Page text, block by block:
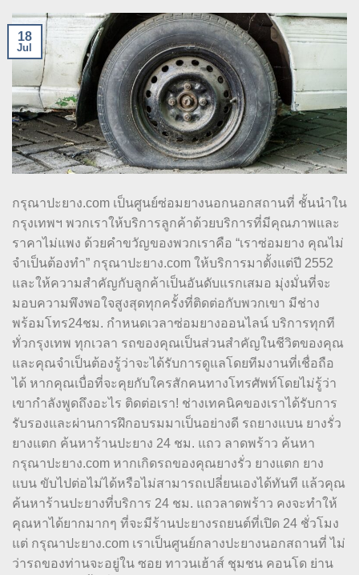
18
Jul
กรุณาปะยาง.com เป็นศูนย์ซ่อมยางนอกนอกสถานที่ ชั้นนำใน
กรุงเทพฯ พวกเราให้บริการลูกค้าด้วยบริการที่มีคุณภาพและ
ราคาไม่แพง ด้วยคำขวัญของพวกเราคือ “เราซ่อมยาง คุณไม่
จำเป็นต้องทำ” กรุณาปะยาง.com ให้บริการมาตั้งแต่ปี 2552
และให้ความสำคัญกับลูกค้าเป็นอันดับแรกเสมอ มุ่งมั่นที่จะ
มอบความพึงพอใจสูงสุดทุกครั้งที่ติดต่อกับพวกเขา มีช่าง
พร้อมโทร24ชม. กำหนดเวลาซ่อมยางออนไลน์ บริการทุกที
ทั่วกรุงเทพ ทุกเวลา รถของคุณเป็นส่วนสำคัญในชีวิตของคุณ
และคุณจำเป็นต้องรู้ว่าจะได้รับการดูแลโดยทีมงานที่เชื่อถือ
ได้ หากคุณเบื่อที่จะคุยกับใครสักคนทางโทรศัพท์โดยไม่รู้ว่า
เขากำลังพูดถึงอะไร ติดต่อเรา! ช่างเทคนิคของเราได้รับการ
รับรองและผ่านการฝึกอบรมมาเป็นอย่างดี รถยางแบน ยางรั่ว
ยางแตก ค้นหาร้านปะยาง 24 ชม. แถว ลาดพร้าว ค้นหา
กรุณาปะยาง.com หากเกิดรถของคุณยางรั่ว ยางแตก ยาง
แบน ขับไปต่อไม่ได้หรือไม่สามารถเปลี่ยนเองได้ทันที แล้วคุณ
ค้นหาร้านปะยางที่บริการ 24 ชม. แถวลาดพร้าว คงจะทำให้
คุณหาได้ยากมากๆ ที่จะมีร้านปะยางรถยนต์ที่เปิด 24 ชั่วโมง
แต่ กรุณาปะยาง.com เราเป็นศูนย์กลางปะยางนอกสถานที่ ไม่
ว่ารถของท่านจะอยู่ใน ซอย ทาวนเฮ้าส์ ชุมชน คอนโด ย่าน